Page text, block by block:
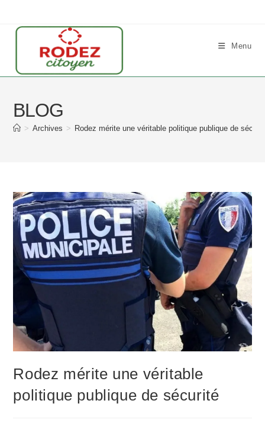
Menu
BLOG
> Archives > Rodez mérite une véritable politique publique de
Rodez mérite une véritable
politique publique de sécurité